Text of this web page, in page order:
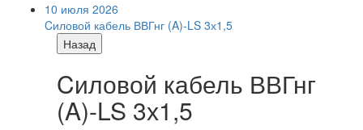
10 июля 2026
Cиловой кабель ВВГнг (A)-LS 3х1,5
Назад
Cиловой кабель ВВГнг
(A)-LS 3х1,5